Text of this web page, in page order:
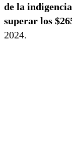
de la indigencia
superar los
2024.